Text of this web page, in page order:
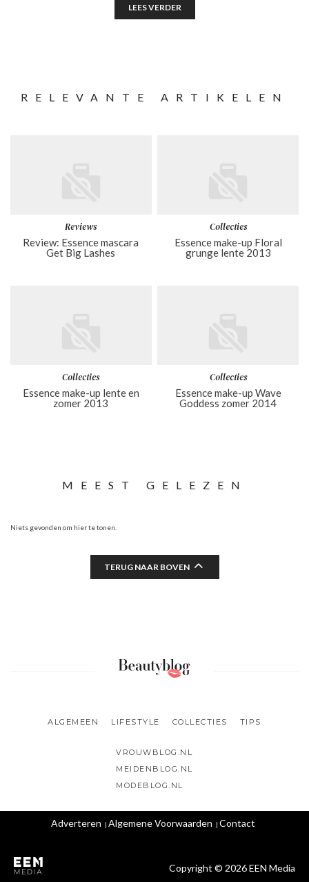
LEES VERDER
RELEVANTE ARTIKELEN
Reviews
Review: Essence mascara
Get Big Lashes
Collecties
Essence make-up Floral
grunge lente 2013
Collecties
Essence make-up lente en
zomer 2013
Collecties
Essence make-up Wave
Goddess zomer 2014
MEEST GELEZEN
Niets gevonden om hier te tonen.
TERUG NAAR BOVEN
ALGEMEEN LIFESTYLE COLLECTIES TIPS
VROUWBLOG.NL
MEIDENBLOG.NL
MODEBLOG.NL
Copyright © 2026 EEN Media
Adverteren Algemene Voorwaarden Contact